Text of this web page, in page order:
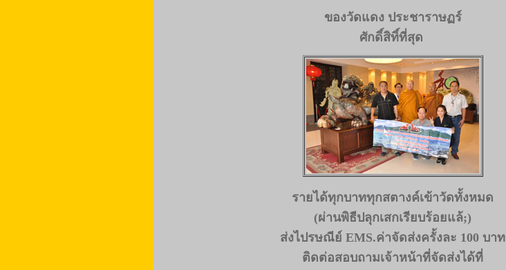
ของวัดแดง ประชาราษฏร์
ศักดิ์สิทิ์ที่สุด
รายได้ทุกบาททุกสตางค์เข้าวัดทั้งหมด
(ผ่านพิธีปลุกเสกเรียบร้อยแล้;)
ส่งไปรษณีย์ EMS.ค่าจัดส่งครั้งละ 100 บาท
ติดต่อสอบถามเจ้าหน้าที่จัดส่งได้ที่